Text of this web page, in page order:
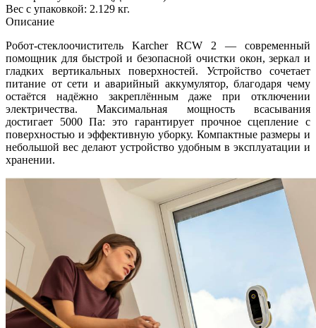
Вес с упаковкой: 2.129 кг.
Описание
Робот‑стеклоочиститель Karcher RCW 2 — современный
помощник для быстрой и безопасной очистки окон, зеркал и
гладких вертикальных поверхностей. Устройство сочетает
питание от сети и аварийный аккумулятор, благодаря чему
остаётся надёжно закреплённым даже при отключении
электричества. Максимальная мощность всасывания
достигает 5000 Па: это гарантирует прочное сцепление с
поверхностью и эффективную уборку. Компактные размеры и
небольшой вес делают устройство удобным в эксплуатации и
хранении.